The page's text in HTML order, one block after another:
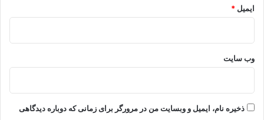
ایمیل *
وب‌ سایت
ذخیره نام، ایمیل و وبسایت من در مرورگر برای زمانی که دوباره دیدگاهی